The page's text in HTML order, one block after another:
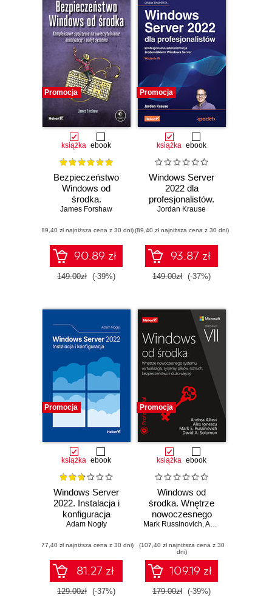
Promocja
książka ebook
Bezpieczeństwo
Windows od
środka.
Kompleksowe
uwierzytelnianie,
autoryzację i audyt
systemu
James Forshaw
(89,40 zł najniższa cena z 30 dni)
90.89 zł
149.00zł (-39%)
Promocja
książka ebook
Windows Server
2022 dla
profesjonalistów.
Profesjonalna
środowiskiem
Windows Server.
Wydanie IV
Jordan Krause
(89,40 zł najniższa cena z 30 dni)
93.87 zł
149.00zł (-37%)
Promocja
książka ebook
Windows Server
2022. Instalacja i
konfiguracja
Adam Nogły
(77,40 zł najniższa cena z 30 dni)
81.27 zł
129.00zł (-37%)
Promocja
książka ebook
Windows od
środka. Wnętrze
nowoczesnego
systemu,
systemy plików,
rozruch,
bezpieczeństwo i
dużo więcej.
Wydanie VII
Mark Russinovich,Andrea Allievi
(107,40 zł najniższa cena z 30
dni)
109.19 zł
179.00zł (-39%)